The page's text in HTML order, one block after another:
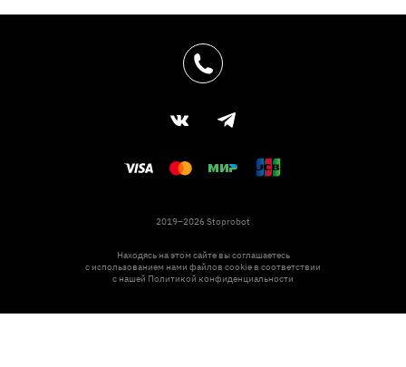
2019–2026 Stoprobot
Находясь на этом сайте вы соглашаетесь
с использованием нами файлов cookie в соответствии
с нашей Политикой конфиденциальности